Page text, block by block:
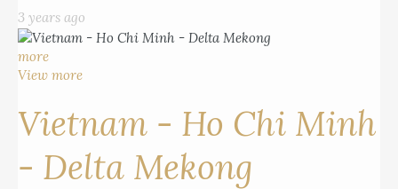
3 years ago
more
View more
Vietnam - Ho Chi Minh
- Delta Mekong